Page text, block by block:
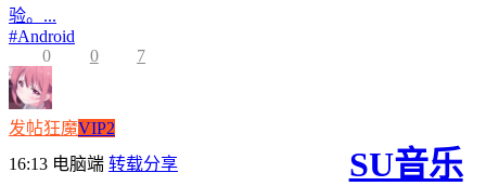
验。...
#Android
0
0 7
发帖狂魔VIP2
16:13 电脑端 转载分享
SU音乐